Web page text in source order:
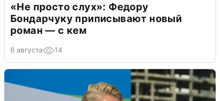
«Не просто слух»: Федору
Бондарчуку приписывают новый
роман — с кем
6 августа 14